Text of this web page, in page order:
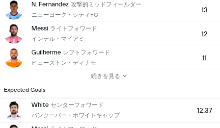
N. Fernandez 攻撃的ミッドフィールダー
ニューヨーク・シティFC
13
Messi ライトフォワード
インテル・マイアミ
12
Guilherme レフトフォワード
ヒューストン・ディナモ
11
続きを見る
Expected Goals
White センターフォワード
バンクーバー・ホワイトキャップ
12.37